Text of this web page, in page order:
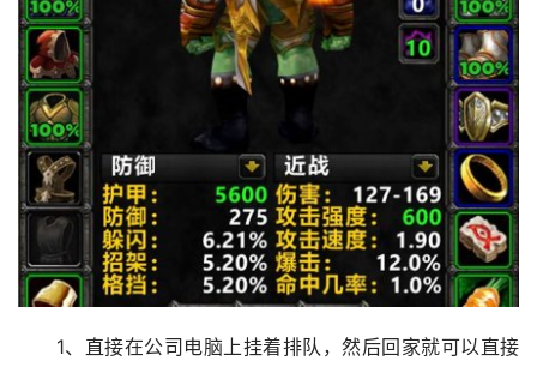
1、直接在公司电脑上挂着排队，然后回家就可以直接